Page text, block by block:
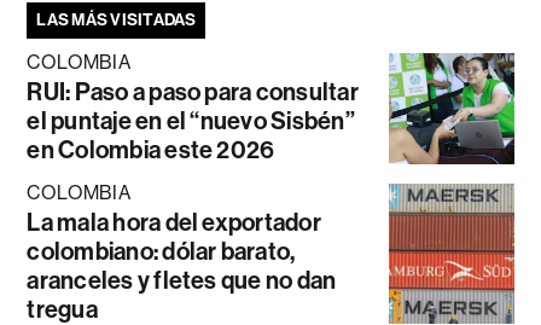
LAS MÁS VISITADAS
COLOMBIA
RUI: Paso a paso para consultar
el puntaje en el “nuevo Sisbén”
en Colombia este 2026
COLOMBIA
La mala hora del exportador
colombiano: dólar barato,
aranceles y fletes que no dan
tregua